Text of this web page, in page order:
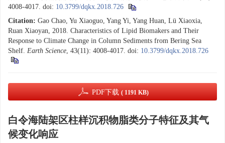
4008-4017. doi: 10.3799/dqkx.2018.726
Citation: Gao Chao, Yu Xiaoguo, Yang Yi, Yang Huan, Lü Xiaoxia,
Ruan Xiaoyan, 2018. Characteristics of Lipid Biomakers and Their
Response to Climate Change in Column Sediments from Bering Sea
Shelf. Earth Science, 43(11): 4008-4017. doi: 10.3799/dqkx.2018.726
PDF下载 ( 1191 KB)
白令海陆架区柱样沉积物脂类分子特征及其气
候变化响应